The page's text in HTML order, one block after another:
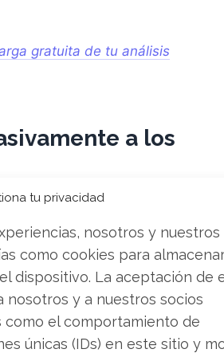
tu privacidad
nosotros y nuestros
como cookies para
dispositivo. La aceptación de
y a nuestros socios
el comportamiento de
únicas (IDs) en este sitio y
gratuita de tu análisis
a los
ser más agresiva
confirmados revelan que
de dólaresen bonos
inmediatas para los
317,8 millones de